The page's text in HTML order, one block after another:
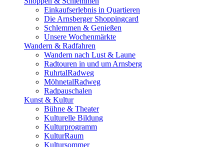
Einkaufserlebnis in Quartieren
Die Arnsberger Shoppingcard
Schlemmen & Genießen
Unsere Wochenmärkte
Wandern & Radfahren
Wandern nach Lust & Laune
Radtouren in und um Arnsberg
RuhrtalRadweg
MöhnetalRadweg
Radpauschalen
Kunst & Kultur
Bühne & Theater
Kulturelle Bildung
Kulturprogramm
KulturRaum
Kultursommer